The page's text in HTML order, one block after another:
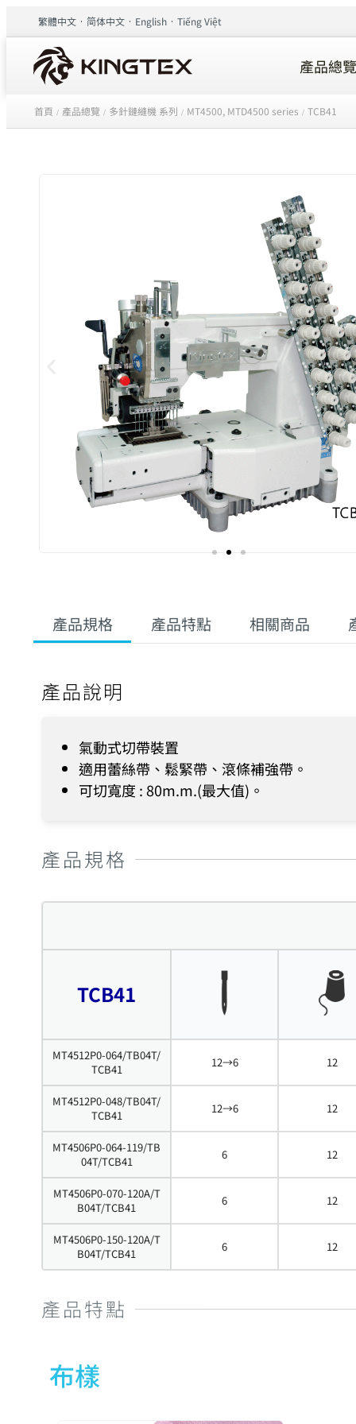
繁體中文 简体中文 English Tiếng Việt
產品總覽
首頁 / 產品總覽 / 多針鏈縫機 系列 / MT4500, MTD4500 series / TCB41
產品規格 產品特點 相關商品
產品說明
氣動式切帶裝置
適用蕾絲帶、鬆緊帶、滾條補強帶。
可切寬度 : 80m.m.(最大值)。
產品規格
TCB41
MT4512P0-064/TB04T/
TCB41
12→6 12
MT4512P0-048/TB04T/
TCB41
12→6 12
MT4506P0-064-119/TB
04T/TCB41
6 12
MT4506P0-070-120A/T
B04T/TCB41
6 12
MT4506P0-150-120A/T
B04T/TCB41
6 12
產品特點
布樣